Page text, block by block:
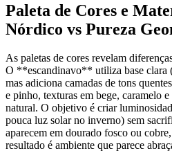
Paleta de Cores e
Nórdico vs Pureza
As paletas de cores revelam
O **escandinavo** utiliza base clara
mas adiciona camadas de tons
e pinho, texturas em bege, caramelo
natural. O objetivo é criar
pouca luz solar no inverno) sem
aparecem em dourado fosco ou
resultado é ambiente que parece